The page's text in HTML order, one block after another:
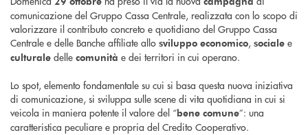
comunicazione del Gruppo Cassa Centrale, realizzata con lo scopo di
valorizzare il contributo concreto e quotidiano del Gruppo Cassa
Centrale e delle Banche affiliate allo sviluppo economico, sociale e
culturale delle comunità e dei territori in cui operano.
Lo spot, elemento fondamentale su cui si basa questa nuova iniziativa
di comunicazione, si sviluppa sulle scene di vita quotidiana in cui si
veicola in maniera potente il valore del “bene comune”: una
caratteristica peculiare e propria del Credito Cooperativo.